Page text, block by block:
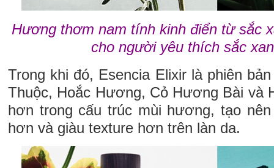
Hương thơm nam tính kinh điển từ sắc
cho người yêu thích sắc
Trong khi đó, Esencia Elixir là phiên
Thuộc, Hoắc Hương, Cỏ Hương Bài và
hơn trong cấu trúc mùi hương, tạo
hơn và giàu texture hơn trên làn da.